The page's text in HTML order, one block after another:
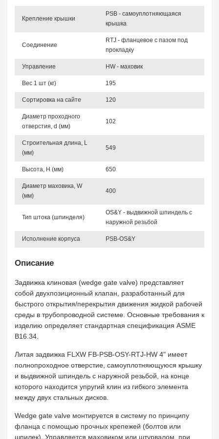
Крепление крышки
PSB - самоуплотняющаяся
крышка
Соединение
RTJ - фланцевое с пазом под
прокладку
Управление HW - маховик
Вес 1 шт (кг) 195
Сортировка на сайте 120
Диаметр проходного
отверстия, d (мм)
102
Строительная длина, L
(мм)
549
Высота, Н (мм) 650
Диаметр маховика, W
(мм)
400
Тип штока (шпинделя)
OS&Y - выдвижной шпиндель с
наружной резьбой
Исполнение корпуса PSB-OS&Y
Описание
Задвижка клиновая (wedge gate valve) представляет
собой двухпозиционный клапан, разработанный для
быстрого открытия/перекрытия движения жидкой рабочей
среды в трубопроводной системе. Основные требования к
изделию определяет стандартная спецификация ASME
B16.34.
Литая задвижка FLXW FB-PSB-OSY-RTJ-HW 4" имеет
полнопроходное отверстие, самоуплотняющуюся крышку
и выдвижной шпиндель с наружной резьбой, на конце
которого находится упругий клин из гибкого элемента
между двух стальных дисков.
Wedge gate valve монтируется в систему по принципу
фланца с помощью прочных крепежей (болтов или
шпилек). Управляется маховиком или штурвалом, при